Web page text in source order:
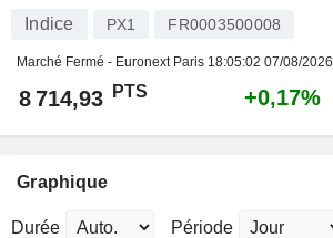
Indice PX1 FR0003500008
Marché Fermé - Euronext Paris 18:05:02 07/08/2026
8 714,93 PTS +0,17%
Graphique
Durée Période